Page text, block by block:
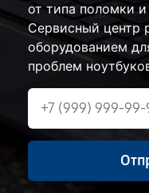
от типа поломки
Сервисный центр
оборудованием
проблем